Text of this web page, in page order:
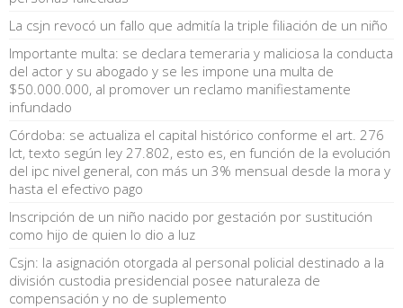
La csjn revocó un fallo que admitía la triple filiación de un niño
Importante multa: se declara temeraria y maliciosa la conducta
del actor y su abogado y se les impone una multa de
$50.000.000, al promover un reclamo manifiestamente
infundado
Córdoba: se actualiza el capital histórico conforme el art. 276
lct, texto según ley 27.802, esto es, en función de la evolución
del ipc nivel general, con más un 3% mensual desde la mora y
hasta el efectivo pago
Inscripción de un niño nacido por gestación por sustitución
como hijo de quien lo dio a luz
Csjn: la asignación otorgada al personal policial destinado a la
división custodia presidencial posee naturaleza de
compensación y no de suplemento